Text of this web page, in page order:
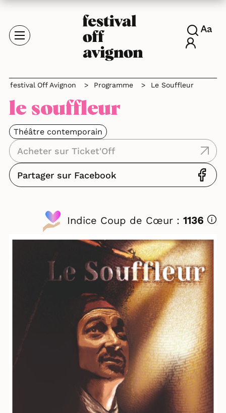
festival Off Avignon > Programme > Le Souffleur
le souffleur
Théâtre contemporain
Acheter sur Ticket'Off
Partager sur Facebook
Indice Coup de Cœur : 1136